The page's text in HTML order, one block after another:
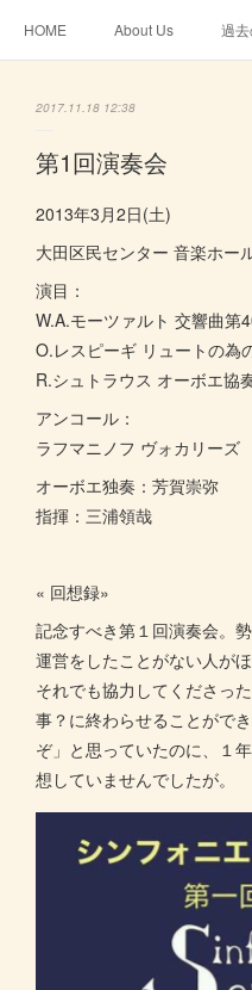
HOME About Us 過
2017.11.18 12:38
第1回演奏会
2013年3月2日(土)
大田区民センター 音楽ホー
演目：
W.A.モーツァルト 交響曲第
O.レスピーギ リュートの為
R.シュトラウス オーボエ協
アンコール：
ラフマニノフ ヴォカリーズ
オーボエ独奏：芳賀崇弥
指揮：三浦領哉
« 回想録»
記念すべき第１回演奏会。
運営をしたことがない人が
それでも協力してくださっ
事？に終わらせることがで
ぞ」と思っていたのに、１
想していませんでしたが。